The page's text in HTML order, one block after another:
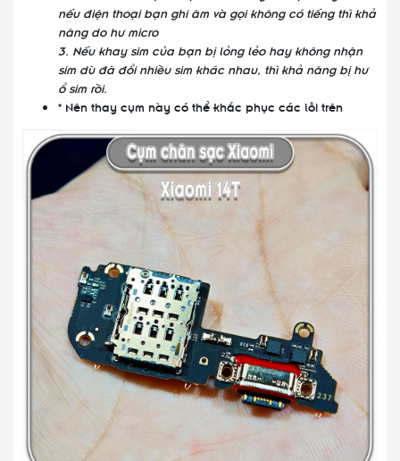
nếu điện thoại bạn ghi âm và gọi không có tiếng thì khả
năng do hư micro
3. Nếu khay sim của bạn bị lỏng lẻo hay không nhận
sim dù đã đổi nhiều sim khác nhau, thì khả năng bị hư
ổ sim rồi.
* Nên thay cụm này có thể khắc phục các lỗi trên